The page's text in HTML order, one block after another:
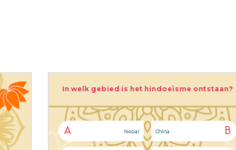
In welk gebied is het hindoeïsme ontstaan?
A Nepal B
China